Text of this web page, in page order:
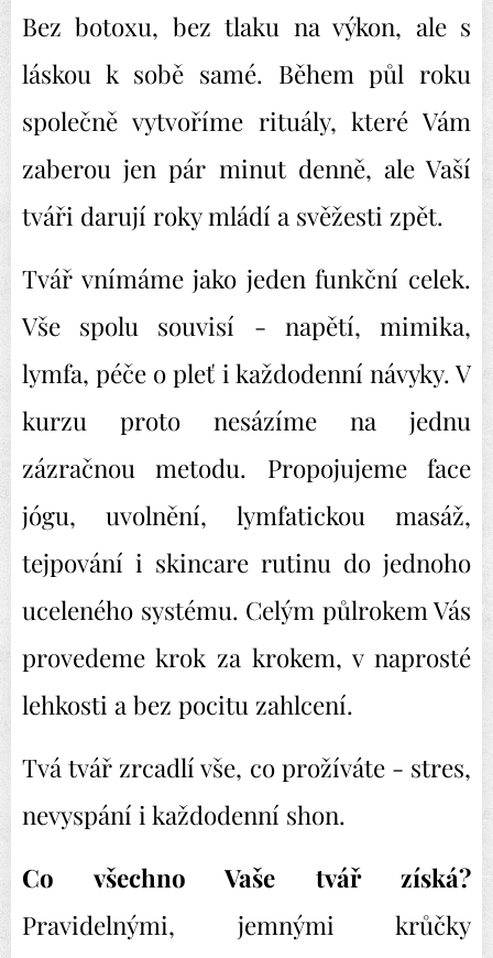
Bez botoxu, bez tlaku na výkon, ale s
láskou k sobě samé. Během půl roku
společně vytvoříme rituály, které Vám
zaberou jen pár minut denně, ale Vaší
tváři darují roky mládí a svěžesti zpět.
Tvář vnímáme jako jeden funkční celek.
Vše spolu souvisí - napětí, mimika,
lymfa, péče o pleť i každodenní návyky. V
kurzu proto nesázíme na jednu
zázračnou metodu. Propojujeme face
jógu, uvolnění, lymfatickou masáž,
tejpování i skincare rutinu do jednoho
uceleného systému. Celým půlrokem Vás
provedeme krok za krokem, v naprosté
lehkosti a bez pocitu zahlcení.
Tvá tvář zrcadlí vše, co prožíváte - stres,
nevyspání i každodenní shon.
Co všechno Vaše tvář získá?
Pravidelnými, jemnými krůčky